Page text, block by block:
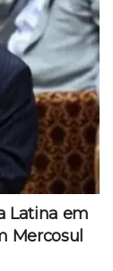
Latina em
Mercosul